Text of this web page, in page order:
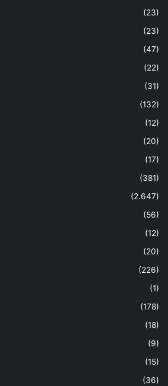
(23)
(23)
(47)
(22)
(31)
(132)
(12)
(20)
(17)
(381)
(2.647)
(56)
(12)
(20)
(226)
(1)
(178)
(18)
(9)
(15)
(36)